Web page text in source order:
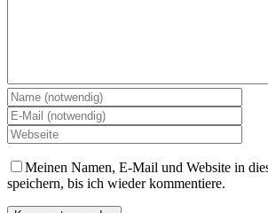
Meinen Namen, E-Mail und Website in
speichern, bis ich wieder kommentiere.